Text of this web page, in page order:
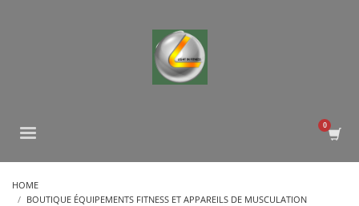
HOME
BOUTIQUE ÉQUIPEMENTS FITNESS ET APPAREILS DE MUSCULATION